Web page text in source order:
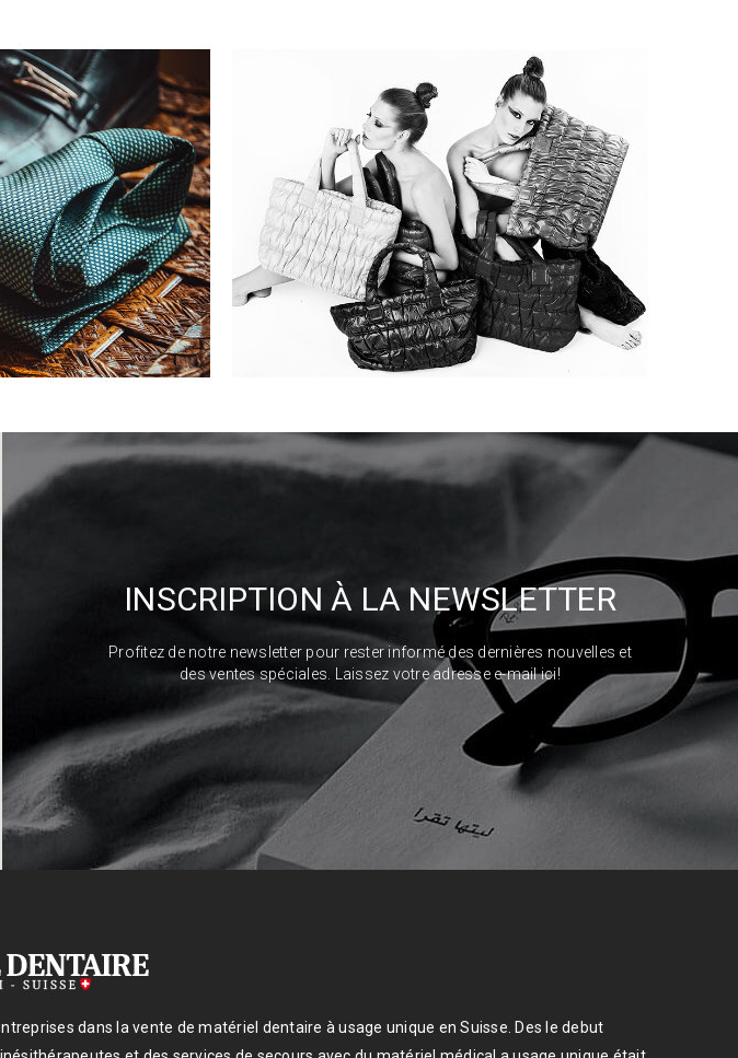
INSCRIPTION À LA NEWSLETTER
Profitez de notre newsletter pour rester informé des dernières nouvelles et
des ventes spéciales. Laissez votre adresse e-mail ici!
dans la vente de matériel dentaire à usage unique en Suisse. Des le debut